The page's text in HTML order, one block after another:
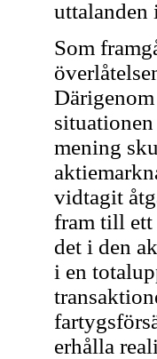
uttalanden
Som
mening
vidtagit
fram till ett
det i den
i en
erhålla